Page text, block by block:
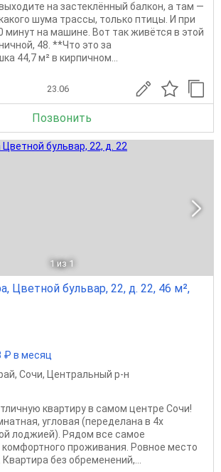
на застеклённый балкон, а там —
шума трассы, только птицы. И при
минут на машине. Вот так живётся в этой
48. **Что это за
44,7 м² в кирпичном...
23.06
Позвонить
1 из 1
Цветной бульвар, 22, д. 22, 46 м²,
₽ в месяц
, Сочи, Центральный р-н
квартиру в самом центре Сочи!
угловая (переделана в 4х
лоджией). Рядом все самое
проживания. Ровное место
Квартира без обременений,...